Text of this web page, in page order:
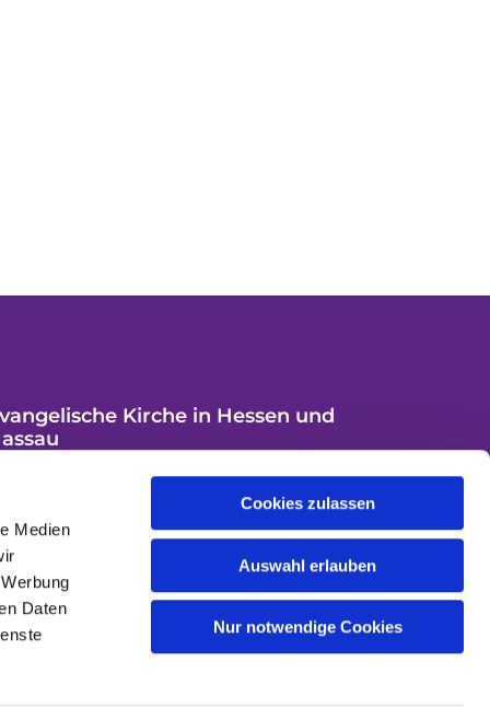
Medien
Daten
Cookies zulassen
Auswahl erlauben
Nur notwendige Cookies
Kirche in Hessen und